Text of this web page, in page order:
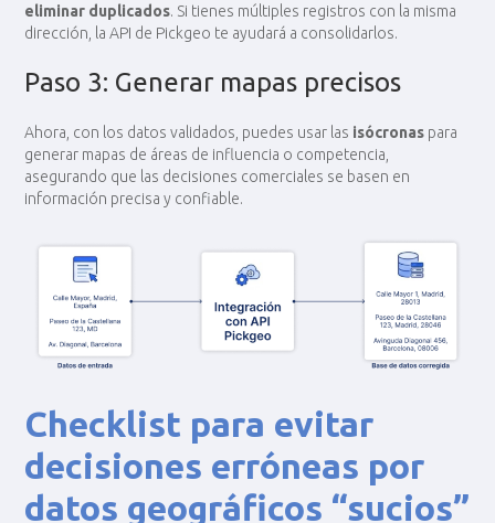
eliminar duplicados. Si tienes múltiples registros con la misma
dirección, la API de Pickgeo te ayudará a consolidarlos.
Paso 3: Generar mapas precisos
Ahora, con los datos validados, puedes usar las isócronas para
generar mapas de áreas de influencia o competencia,
asegurando que las decisiones comerciales se basen en
información precisa y confiable.
Checklist para evitar
decisiones erróneas por
datos geográficos “sucios”